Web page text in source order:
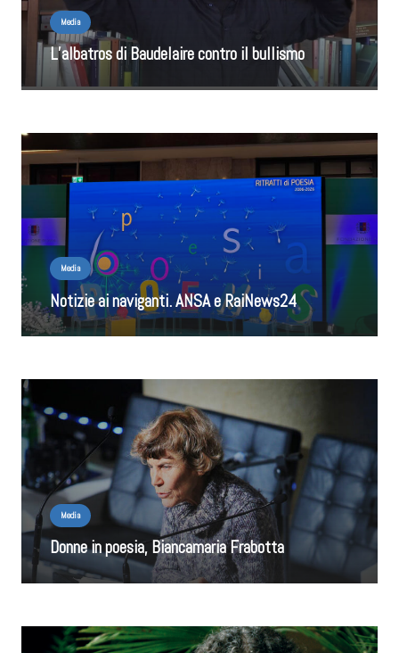
Media
L’albatros di Baudelaire contro il bullismo
Media
Notizie ai naviganti. ANSA e RaiNews24
Media
Donne in poesia, Biancamaria Frabotta